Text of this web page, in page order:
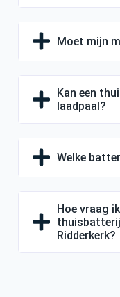
Moet mijn
Kan een
laadpaal?
Welke
Hoe vraag
Ridderkerk?